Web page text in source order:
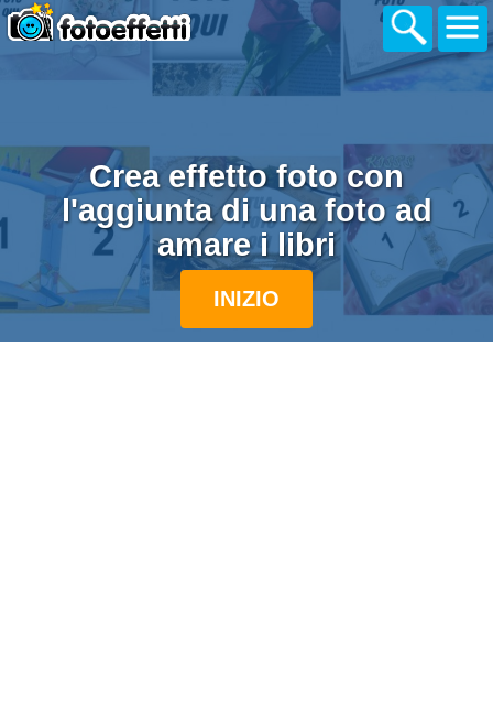
Crea effetto foto con
l'aggiunta di una foto ad
amare i libri
INIZIO